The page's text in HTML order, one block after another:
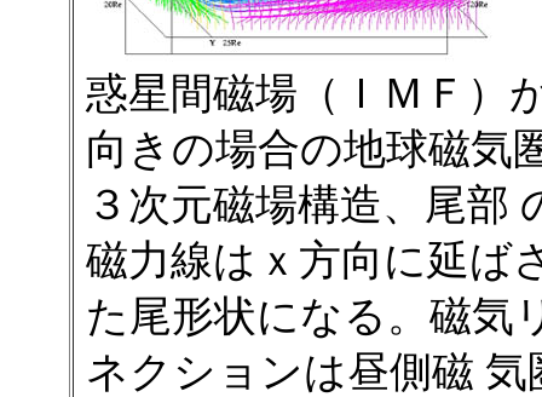
惑星間磁場（ＩＭＦ）
向きの場合の地球磁気
３次元磁場構造、尾部
磁力線はｘ方向に延ば
た尾形状になる。磁気
ネクションは昼側磁 気